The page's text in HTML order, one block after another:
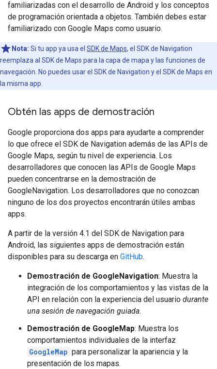
familiarizadas con el desarrollo de Android y los conceptos
de programación orientada a objetos. También debes estar
familiarizado con Google Maps como usuario.
Nota: Si tu app ya usa el SDK de Maps, el SDK de Navigation
reemplaza al SDK de Maps para la capa de mapa y las funciones de
navegación. No puedes usar el SDK de Navigation y el SDK de Maps en
la misma app.
Obtén las apps de demostración
Google proporciona dos apps para ayudarte a comprender
lo que ofrece el SDK de Navigation además de las APIs de
Google Maps, según tu nivel de experiencia. Los
desarrolladores que conocen las APIs de Google Maps
pueden concentrarse en la demostración de
GoogleNavigation. Los desarrolladores que no conozcan
ninguno de los dos proyectos encontrarán útiles ambas
apps.
A partir de la versión 4.1 del SDK de Navigation para
Android, las siguientes apps de demostración están
disponibles para su descarga en GitHub.
Demostración de GoogleNavigation: Muestra la
integración de los comportamientos y las vistas de la
API en relación con la experiencia del usuario durante
una sesión de navegación guiada.
Demostración de GoogleMap: Muestra los
comportamientos individuales de la interfaz
GoogleMap para personalizar la apariencia y la
presentación de los mapas.